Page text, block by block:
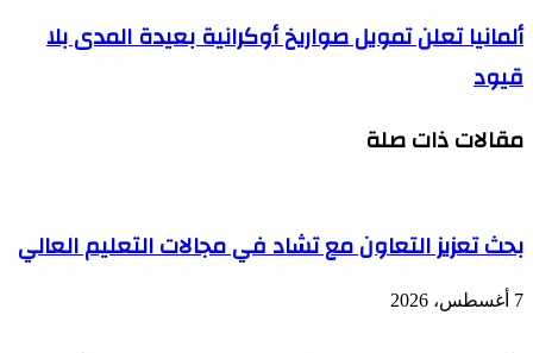
ألمانيا تعلن تمويل صواريخ أوكرانية بعيدة المدى بلا
قيود
مقالات ذات صلة
بحث تعزيز التعاون مع تشاد في مجالات التعليم العالي
7 أغسطس، 2026